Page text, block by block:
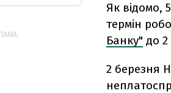
Як відомо,
термін
Банку" до
2 березня